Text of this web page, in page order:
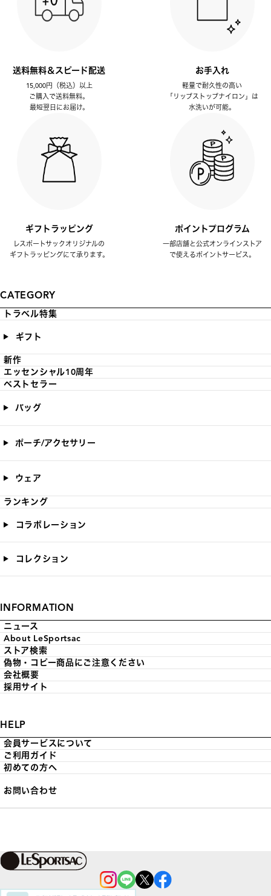
送料無料＆スピード配送
15,000円（税込）以上
ご購入で送料無料。
最短翌日にお届け。
お手入れ
軽量で耐久性の高い
「リップストップナイロン」は
水洗いが可能。
ギフトラッピング
レスポートサックオリジナルの
ギフトラッピングにて承ります。
ポイントプログラム
一部店舗と公式オンラインストア
で使えるポイントサービス。
CATEGORY
トラベル特集
ギフト
新作
エッセンシャル10周年
ベストセラー
バッグ
ポーチ/アクセサリー
ウェア
ランキング
コラボレーション
コレクション
INFORMATION
ニュース
About LeSportsac
ストア検索
偽物・コピー商品にご注意ください
会社概要
採用サイト
HELP
会員サービスについて
ご利用ガイド
初めての方へ
お問い合わせ